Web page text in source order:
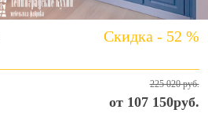
Скидка - 52 %
225 020 руб.
от 107 150руб.